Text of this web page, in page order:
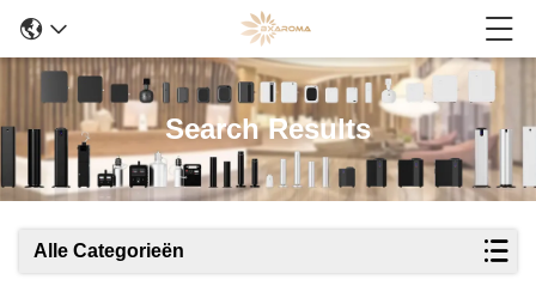
Search Results
Alle Categorieën